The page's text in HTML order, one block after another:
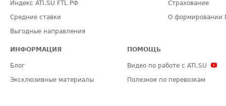
Индекс ATI.SU FTL РФ
Средние ставки
Выгодные направления
Страхование
О формировании
ИНФОРМАЦИЯ
Блог
Эксклюзивные материалы
ПОМОЩЬ
Видео по работе с ATI.SU
Полезное по перевозкам